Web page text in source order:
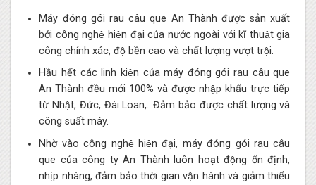
Máy đóng gói rau câu que An Thành được sản xuất
bởi công nghệ hiện đại của nước ngoài với kĩ thuật gia
công chính xác, độ bền cao và chất lượng vượt trội.
Hầu hết các linh kiện của máy đóng gói rau câu que
An Thành đều mới 100% và được nhập khẩu trực tiếp
từ Nhật, Đức, Đài Loan,…Đảm bảo được chất lượng và
công suất máy.
Nhờ vào công nghệ hiện đại, máy đóng gói rau câu
que của công ty An Thành luôn hoạt động ổn định,
nhịp nhàng, đảm bảo thời gian vận hành và giảm thiểu